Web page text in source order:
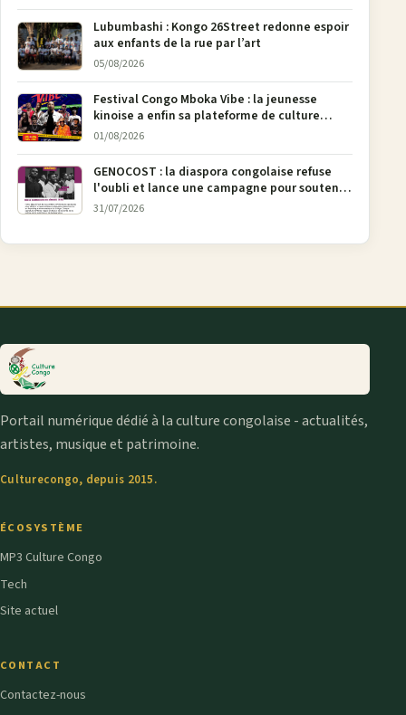
Lubumbashi : Kongo 26Street redonne espoir
aux enfants de la rue par l’art
05/08/2026
Festival Congo Mboka Vibe : la jeunesse
kinoise a enfin sa plateforme de culture
urbaine
01/08/2026
GENOCOST : la diaspora congolaise refuse
l'oubli et lance une campagne pour soutenir
la pétition FONAREV depuis Bruxelles
31/07/2026
Portail numérique dédié à la culture congolaise - actualités,
artistes, musique et patrimoine.
Culturecongo, depuis 2015.
ÉCOSYSTÈME
MP3 Culture Congo
Tech
Site actuel
CONTACT
Contactez-nous